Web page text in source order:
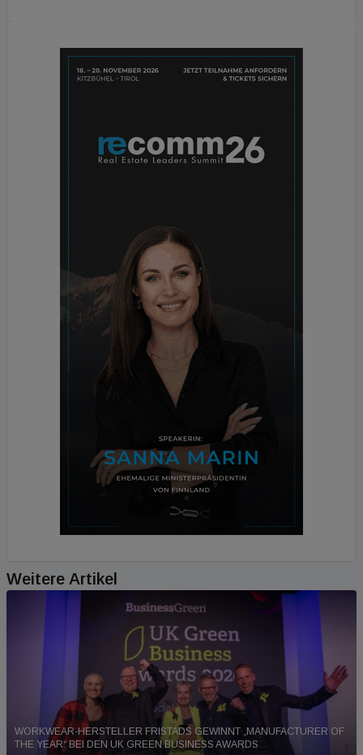
Weitere Artikel
WORKWEAR-HERSTELLER FRISTADS GEWINNT „MANUFACTURER OF
THE YEAR“ BEI DEN UK GREEN BUSINESS AWARDS